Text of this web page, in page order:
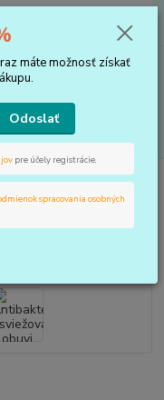
za0 €
osviežovače obuvi
obuvi
máte možnosť získať
Odoslať
pre účely registrácie.
spracovania osobných